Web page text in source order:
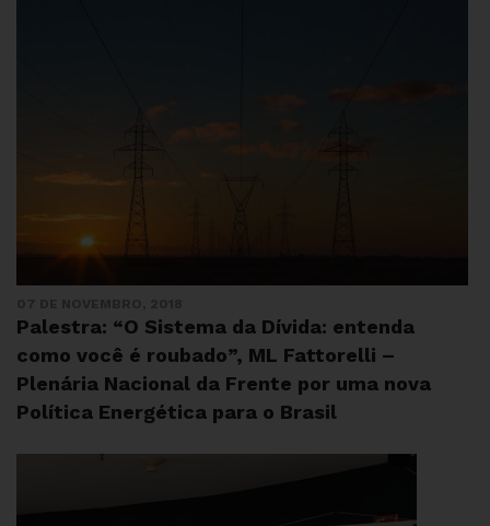
Palestra: “O Sistema da Dívida: entenda
como você é roubado”, ML Fattorelli –
Plenária Nacional da Frente por uma nova
Política Energética para o Brasil